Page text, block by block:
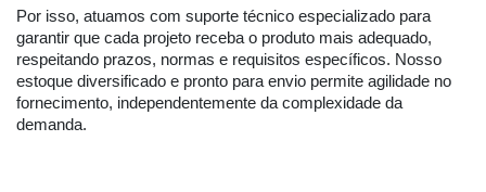
Por isso, atuamos com suporte técnico especializado para
garantir que cada projeto receba o produto mais adequado,
respeitando prazos, normas e requisitos específicos. Nosso
estoque diversificado e pronto para envio permite agilidade no
fornecimento, independentemente da complexidade da
demanda.